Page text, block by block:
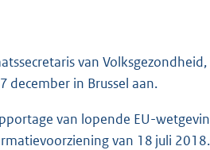
:
5
7
K
van
december in Brussel aan.
van lopende EU-
van 18 juli 2018.